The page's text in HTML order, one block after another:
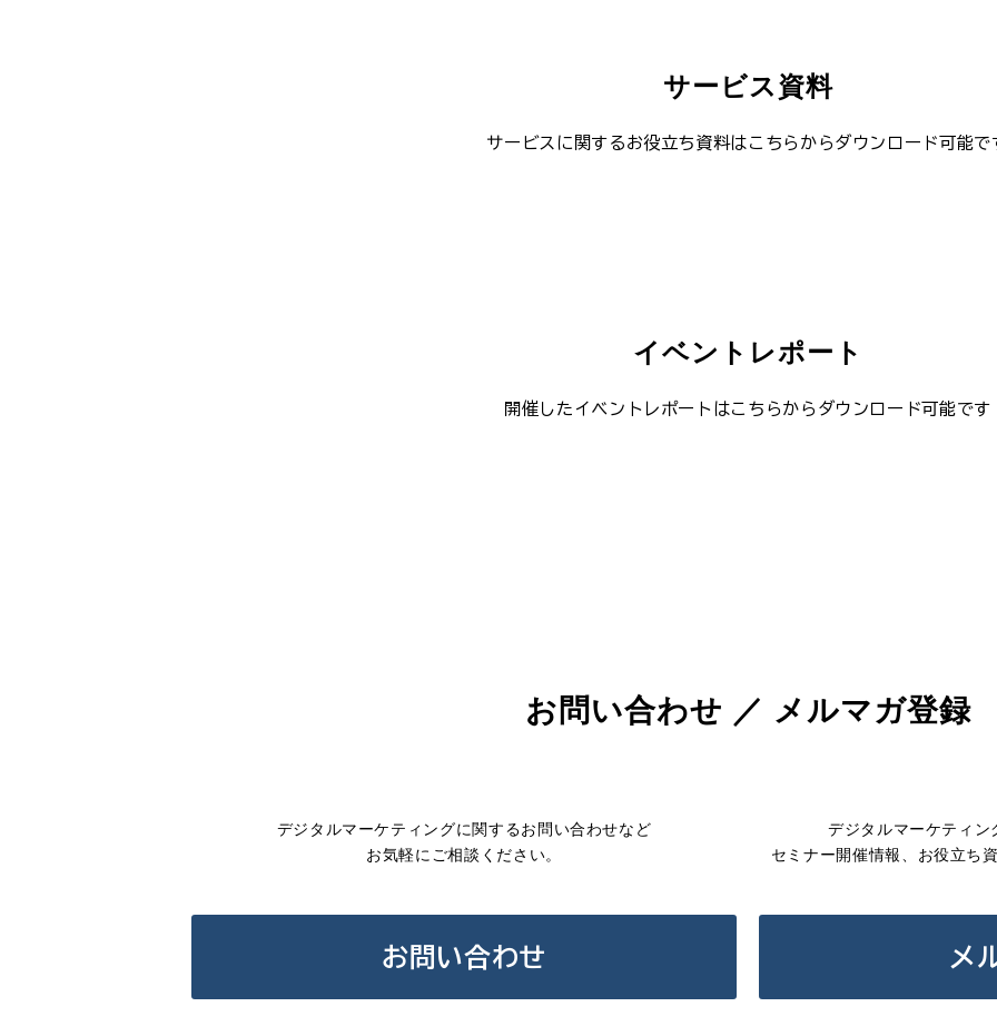
サービス資料
サービスに関するお役立ち資料はこちらからダウンロード可能で
イベントレポート
開催したイベントレポートはこちらからダウンロード可能です
お問い合わせ ／ メルマガ登録
デジタルマーケティングに関するお問い合わせなど
お気軽にご相談ください。
お問い合わせ
デジタルマーケティ
セミナー開催情報、お役立ち
メ